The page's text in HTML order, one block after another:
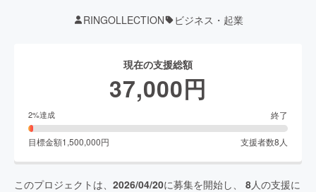
RINGOLLECTION ビジネス・起業
現在の支援総額
37,000円
2%達成 終了
目標金額1,500,000円 支援者数8 人
このプロジェクトは、 2026/04/20に募集を開始し、 8人の支援に